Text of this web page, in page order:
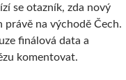
se otazník, zda nový
na východě Čech.
finálová data a
komentovat.